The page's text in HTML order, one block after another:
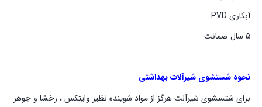
آبکاری PVD
5 سال ضمانت
نحوه شستشوی شیرآلات بهداشتی
برای شتسشوی شیرآلت هرگز از مواد شوینده نظیر وایتکس ، رخشا و جوهر